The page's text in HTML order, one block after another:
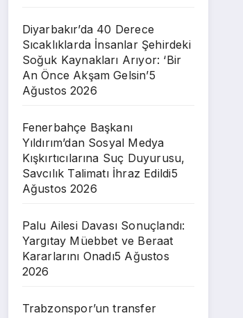
Diyarbakır’da 40 Derece
Sıcaklıklarda İnsanlar Şehirdeki
Soğuk Kaynakları Arıyor: ‘Bir
An Önce Akşam Gelsin’5
Ağustos 2026
Fenerbahçe Başkanı
Yıldırım’dan Sosyal Medya
Kışkırtıcılarına Suç Duyurusu,
Savcılık Talimatı İhraz Edildi5
Ağustos 2026
Palu Ailesi Davası Sonuçlandı:
Yargıtay Müebbet ve Beraat
Kararlarını Onadı5 Ağustos
2026
Trabzonspor’un transfer